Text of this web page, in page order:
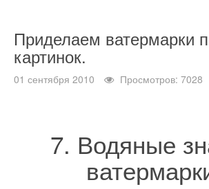
Приделаем ватермарки
картинок.
01 сентября 2010 Просмотров: 7028
7. Водяные